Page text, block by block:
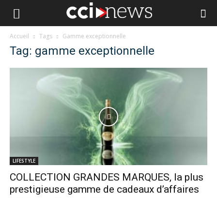
Accueil Tags Gamme exceptionnelle
Tag: gamme exceptionnelle
LIFESTYLE
COLLECTION GRANDES MARQUES, la plus
prestigieuse gamme de cadeaux d’affaires